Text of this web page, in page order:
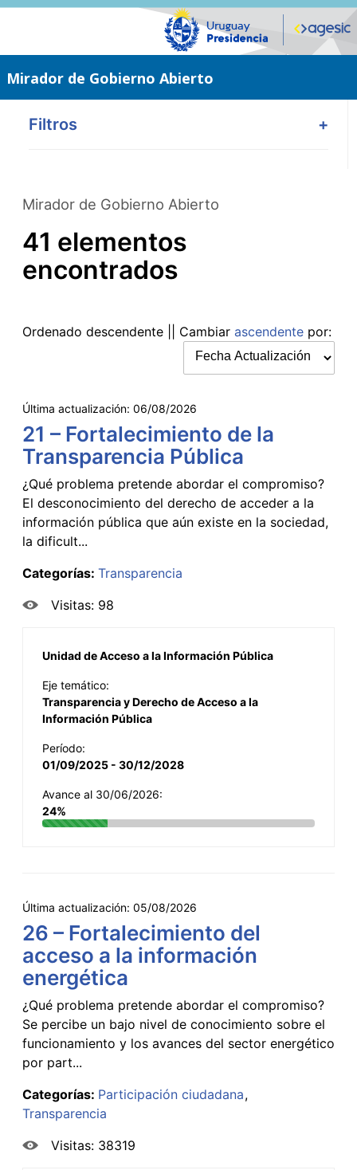
Saltar
Mirador de Gobierno Abierto
Filtros +
Mirador de Gobierno Abierto
41 elementos
encontrados
Ordenado descendente || Cambiar ascendente por:
Última actualización: 06/08/2026
21 – Fortalecimiento de la
Transparencia Pública
¿Qué problema pretende abordar el compromiso?
El desconocimiento del derecho de acceder a la
información pública que aún existe en la sociedad,
la dificult...
Categorías: Transparencia
Visitas: 98
Unidad de Acceso a la Información Pública
Eje temático:
Transparencia y Derecho de Acceso a la
Información Pública
Período:
01/09/2025 - 30/12/2028
Avance al 30/06/2026:
24%
Última actualización: 05/08/2026
26 – Fortalecimiento del
acceso a la información
energética
¿Qué problema pretende abordar el compromiso?
Se percibe un bajo nivel de conocimiento sobre el
funcionamiento y los avances del sector energético
por part...
Categorías: Participación ciudadana
Transparencia
Visitas: 38319